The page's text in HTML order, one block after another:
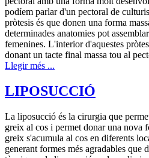
podíem parlar d'un pectoral de
pròtesis és que donen una forma
determinades anatomies pot
femenines. L'interior d'aquestes
donant un tacte final massa tou al
Llegir més ...
LIPOSUCCIÓ
La liposucció és la cirurgia que
greix al cos i permet donar una nova
greix s'acumula al cos en diferents
generant formes més agradables que